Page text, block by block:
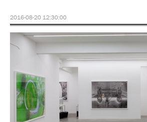
2016-08-20 12:30:00